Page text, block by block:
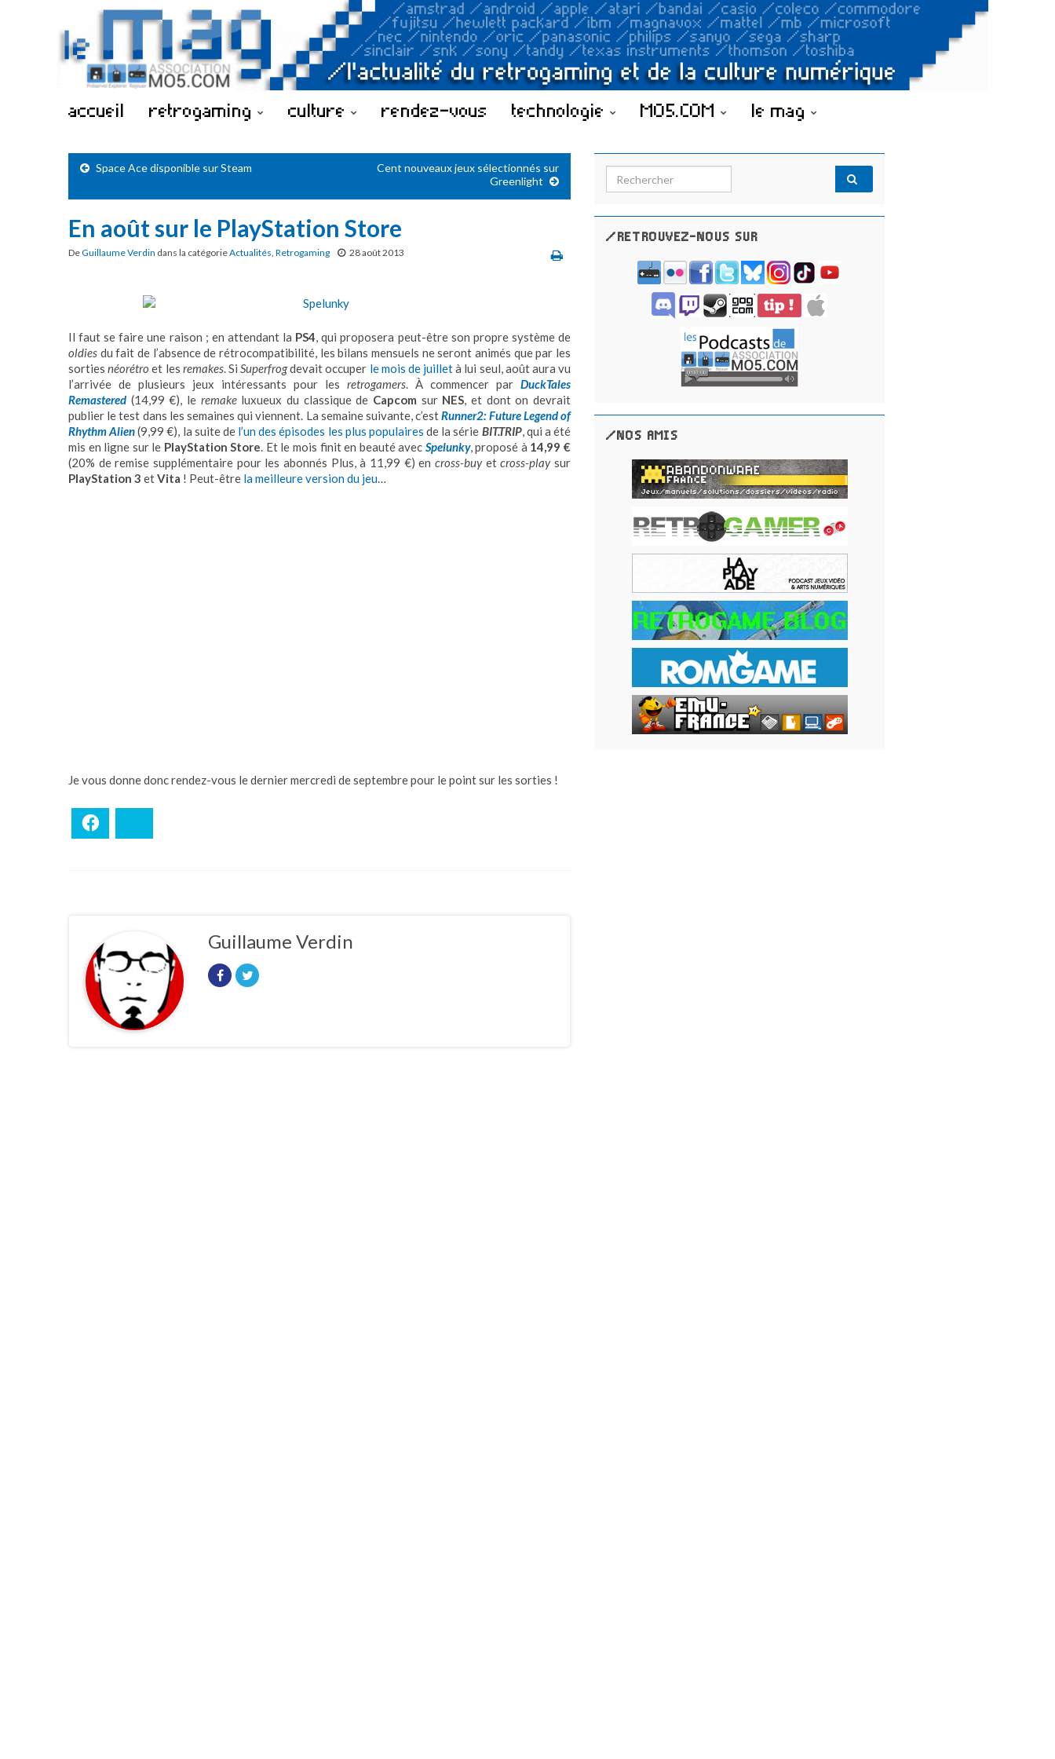
accueil retrogaming culture rendez-vous technologie MO5.COM le mag
Space Ace disponible sur Steam
Cent nouveaux jeux sélectionnés sur
Greenlight
En août sur le PlayStation Store
DeGuillaume Verdin dans la catégorieActualités, Retrogaming 28 août 2013
Il faut se faire une raison ; en attendant la PS4 , qui proposera peut-être son propre système de
oldies du fait de l’absence de rétrocompatibilité, les bilans mensuels ne seront animés que par les
sortiesnéorétro et les remakes. Si Superfrogdevait occuper le mois de juilletà lui seul, août aura vu
l’arrivée de plusieurs jeux intéressants pour les retrogamers . À commencer par DuckTales
Remastered (14,99 €), le remakeluxueux du classique de Capcom sur NES , et dont on devrait
publier le test dans les semaines qui viennent. La semaine suivante, c’estRunner2: Future Legend of
Rhythm Alien(9,99 €), la suite de l’un des épisodes les plus populaires de la série BIT.TRIP, qui a été
mis en ligne sur le PlayStation Store . Et le mois finit en beauté avec Spelunky, proposé à 14,99 €
(20% de remise supplémentaire pour les abonnés Plus, à 11,99 €) en cross-buyetcross-playsur
PlayStation 3 etVita ! Peut-être la meilleure version du jeu
Je vous donne donc rendez-vous le dernier mercredi de septembre pour le point sur les sorties !
Guillaume Verdin
Search for:
/RETROUVEZ-NOUS SUR
/NOS AMIS